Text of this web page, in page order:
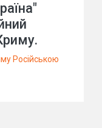
Російською